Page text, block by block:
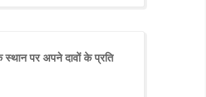
स्थान पर अपने दावों के प्रति